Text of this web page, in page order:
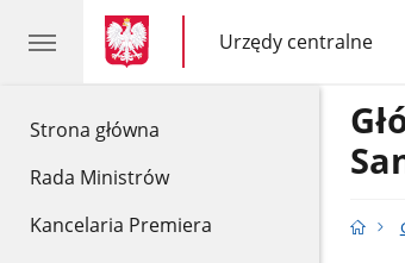
Strona główna
Rada Ministrów
Kancelaria Premiera
gov.pl
gov.pl
Urzędy centralne
gov.pl
Urzędy
centralne